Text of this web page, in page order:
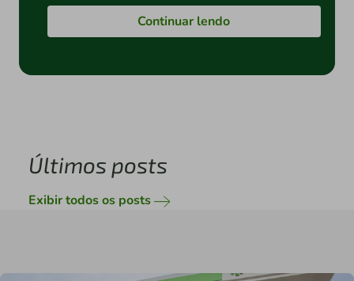
Continuar lendo
Últimos posts
Exibir todos os posts